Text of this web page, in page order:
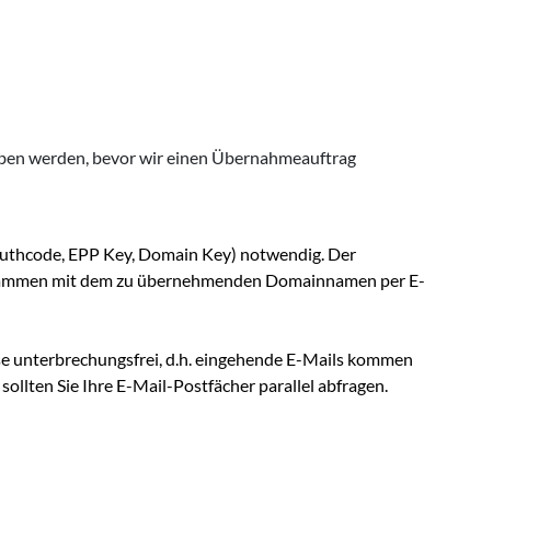
werden, bevor wir einen Übernahmeauftrag
EPP Key, Domain Key) notwendig. Der
mit dem zu übernehmenden Domainnamen per E-
d.h. eingehende E-Mails kommen
Sie Ihre E-Mail-Postfächer parallel abfragen.